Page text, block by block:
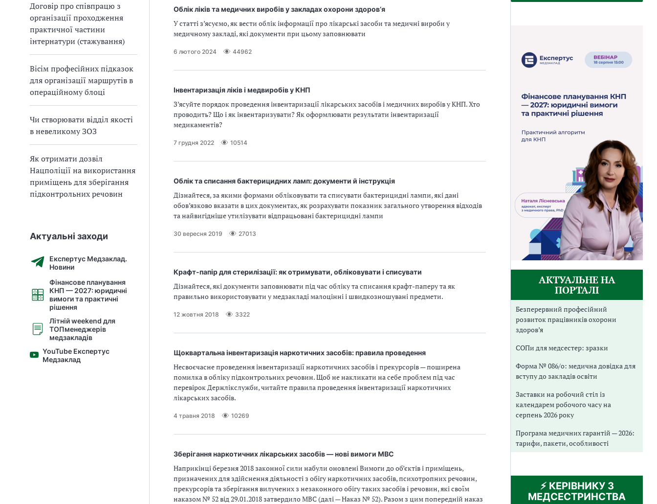
Договір про співпрацю з
організації проходження
практичної частини
інтернатури (стажування)
Вісім професійних підказок
для організації маршрутів в
операційному блоці
Чи створювати відділ якості
в невеликому ЗОЗ
Як отримати дозвіл
Нацполіції на використання
приміщень для зберігання
підконтрольних речовин
Актуальні заходи
Експертус Медзаклад.
Новини
Фінансове планування
КНП — 2027: юридичні
вимоги та практичні
рішення
Літній weekend для
ТОПменеджерів
медзакладів
YouTube Експертус
Медзаклад
Облік ліків та медичних виробів у закладах охорони здоров’я
У статті з’ясуємо, як вести облік інформації про лікарські засоби та медичні вироби у
медичному закладі, які документи при цьому заповнювати
6 лютого 2024 44962
Інвентаризація ліків і медвиробів у КНП
З’ясуйте порядок проведення інвентаризації лікарських засобів і медичних виробів у КНП. Хто
проводить? Що і як інвентаризувати? Як оформлювати результати інвентаризації
медикаментів?
7 грудня 2022 10514
Облік та списання бактерицидних ламп: документи й інструкція
Дізнайтеся, за якими формами обліковувати та списувати бактерицидні лампи, які дані
обов’язково вказати в цих документах, як розрахувати показник загального утворення відходів
та найвигідніше утилізувати відпрацьовані бактерицидні лампи
30 вересня 2019 27013
Крафт-папір для стерилізації: як отримувати, обліковувати і списувати
Дізнайтеся, які документи заповнювати під час обліку та списання крафт-паперу та як
правильно використовувати у медзакладі малоцінні і швидкозношувані предмети.
12 жовтня 2018 3322
Щоквартальна інвентаризація наркотичних засобів: правила проведення
Несвоєчасне проведення інвентаризації наркотичних засобів і прекурсорів — поширена
помилка в обліку підконтрольних речовин. Щоб не накликати на себе проблем під час
перевірок Держлікслужби, читайте правила проведення інвентаризації наркотичних
лікарських засобів.
4 травня 2018 10269
Зберігання наркотичних лікарських засобів — нові вимоги МВС
Наприкінці березня 2018 законної сили набули оновлені Вимоги до об’єктів і приміщень,
призначених для здійснення діяльності з обігу наркотичних засобів, психотропних речовин,
прекурсорів та зберігання вилучених з незаконного обігу таких засобів і речовин, які своїм
наказом № 52 від 29.01.2018 затвердило МВС (далі — Наказ № 52). Разом з цим попередній наказ
АКТУАЛЬНЕ НА
ПОРТАЛІ
Безперервний професійний
розвиток працівників охорони
здоров’я
СОПи для медсестер: зразки
Форма № 086/о: медична довідка для
вступу до закладів освіти
Заставки на робочий стіл із
календарем робочого часу на
серпень 2026 року
Програма медичних гарантій — 2026:
тарифи, пакети, особливості
⚡️ КЕРІВНИКУ З
МЕДСЕСТРИНСТВА